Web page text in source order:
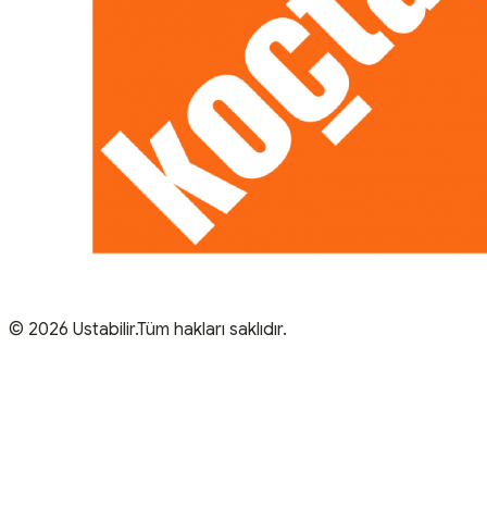
© 2026 Ustabilir.Tüm hakları saklıdır.